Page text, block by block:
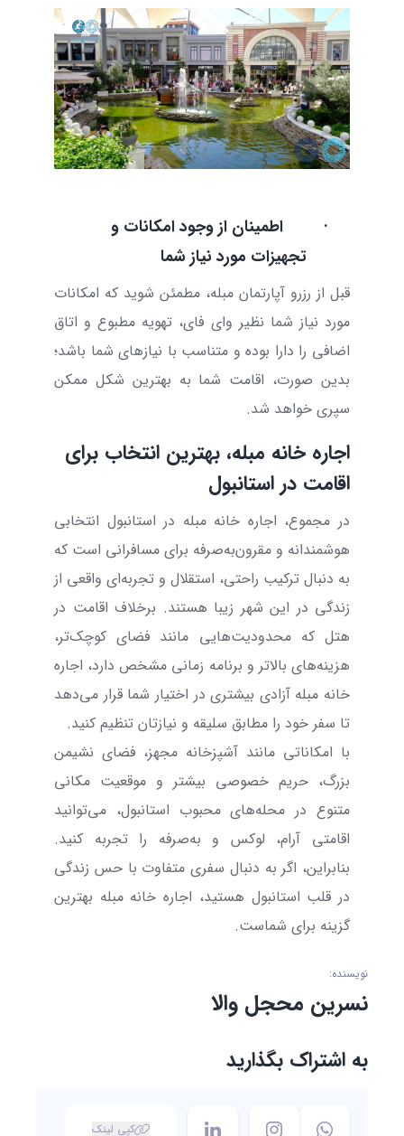
·
اطمینان از وجود امکانات و
تجهیزات مورد نیاز شما
قبل از رزرو آپارتمان مبله، مطمئن شوید که امکانات
مورد نیاز شما نظیر وای فای، تهویه مطبوع و اتاق
اضافی را دارا بوده و متناسب با نیازهای شما باشد؛
بدین صورت، اقامت شما به بهترین شکل ممکن
سپری خواهد شد.
اجاره خانه مبله، بهترین انتخاب برای
اقامت در استانبول
در مجموع، اجاره خانه مبله در استانبول انتخابی
هوشمندانه و مقرون‌به‌صرفه برای مسافرانی است که
به دنبال ترکیب راحتی، استقلال و تجربه‌ای واقعی از
زندگی در این شهر زیبا هستند. برخلاف اقامت در
هتل که محدودیت‌هایی مانند فضای کوچک‌تر،
هزینه‌های بالاتر و برنامه زمانی مشخص دارد، اجاره
خانه مبله آزادی بیشتری در اختیار شما قرار می‌دهد
تا سفر خود را مطابق سلیقه و نیازتان تنظیم کنید.
با امکاناتی مانند آشپزخانه مجهز، فضای نشیمن
بزرگ، حریم خصوصی بیشتر و موقعیت مکانی
متنوع در محله‌های محبوب استانبول، می‌توانید
اقامتی آرام، لوکس و به‌صرفه را تجربه کنید.
بنابراین، اگر به دنبال سفری متفاوت با حس زندگی
در قلب استانبول هستید، اجاره خانه مبله بهترین
گزینه برای شماست.
نویسنده:
نسرین محجل والا
به اشتراک بگذارید
کپی لینک